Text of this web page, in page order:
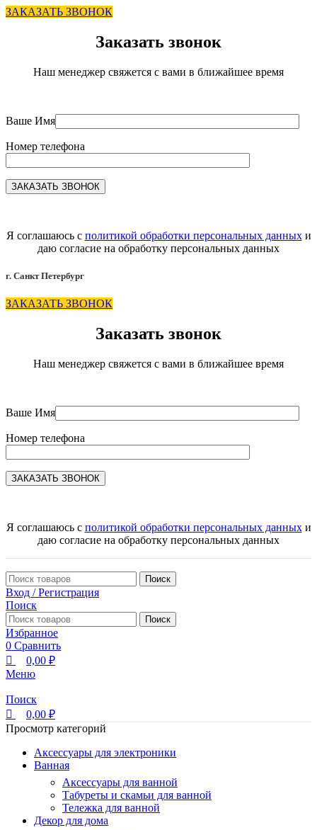
ЗАКАЗАТЬ ЗВОНОК
Заказать звонок
Наш менеджер свяжется с вами в ближайшее время
Ваше Имя
Номер телефона
Я соглашаюсь с политикой обработки персональных данныхи
даю согласие на обработку персональных данных
г. Санкт Петербург
ЗАКАЗАТЬ ЗВОНОК
Заказать звонок
Наш менеджер свяжется с вами в ближайшее время
Ваше Имя
Номер телефона
Я соглашаюсь с политикой обработки персональных данныхи
даю согласие на обработку персональных данных
Поиск
Вход / Регистрация
Поиск
Поиск
Избранное
0 Сравнить
0,00 ₽
Меню
Поиск
0,00 ₽
Просмотр категорий
Аксессуары для электроники
Ванная
Аксессуары для ванной
Табуреты и скамьи для ванной
Тележка для ванной
Декор для дома